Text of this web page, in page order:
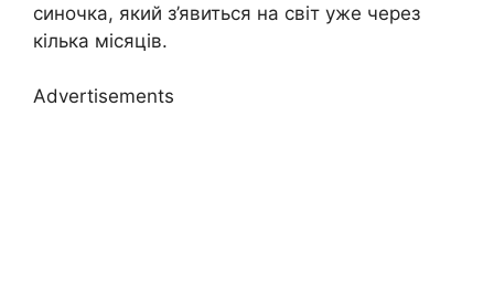
синочка, який з’явиться на світ уже через
кілька місяців.
Advertisements